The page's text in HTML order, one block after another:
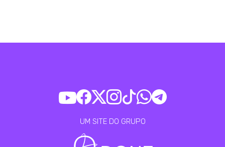
UM SITE DO GRUPO